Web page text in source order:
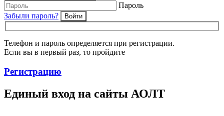
Пароль
Забыли пароль?
Войти
Телефон и пароль определяется при регистрации.
Если вы в первый раз, то пройдите
Регистрацию
Единый вход на сайты АОЛТ